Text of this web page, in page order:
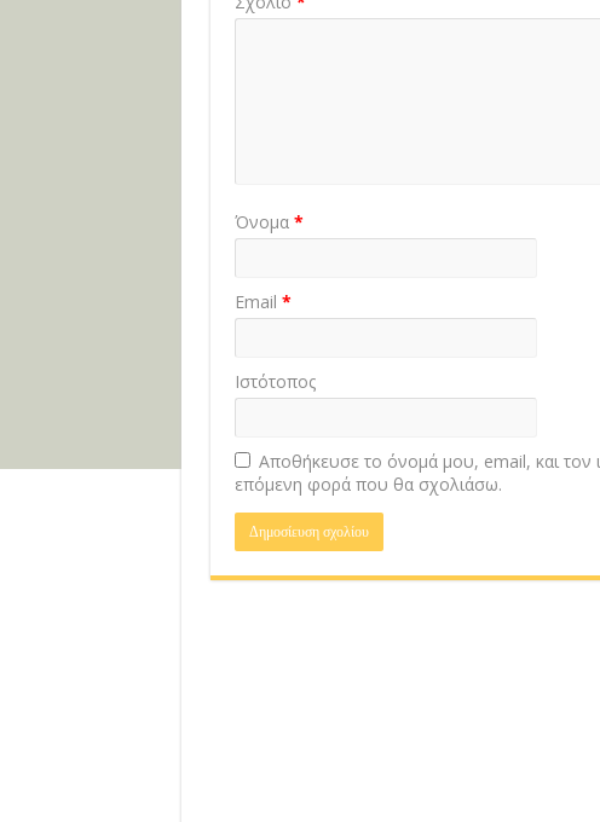
Όνομα *
Email *
Ιστότοπος
Αποθήκευσε το όνομά μου, email, και τον
επόμενη φορά που θα σχολιάσω.